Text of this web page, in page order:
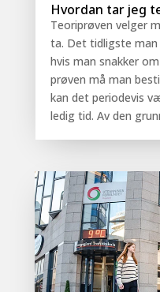
Hvordan tar jeg
Teoriprøven velger
ta. Det tidligste man
hvis man snakker
prøven må man
kan det periodevis
ledig tid. Av den